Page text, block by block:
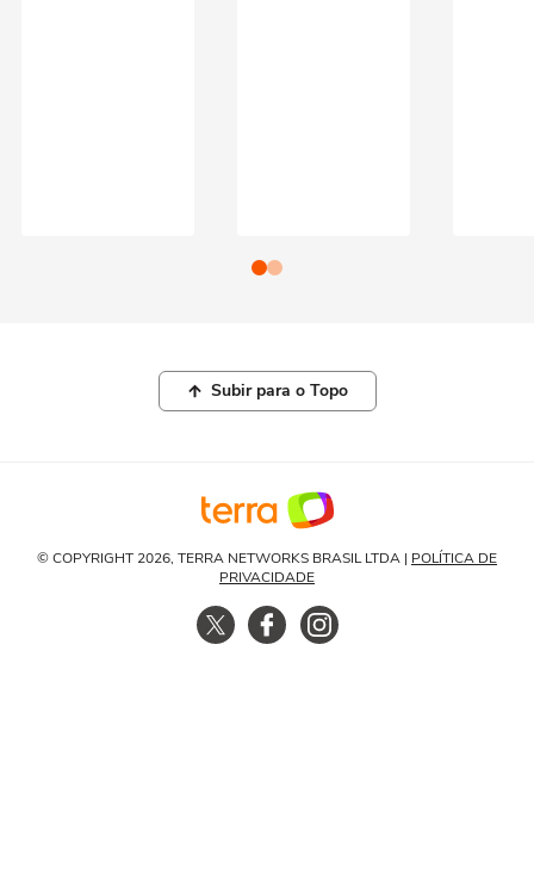
Subir para o Topo
© COPYRIGHT 2026, TERRA NETWORKS BRASIL LTDA | POLÍTICA DE
PRIVACIDADE